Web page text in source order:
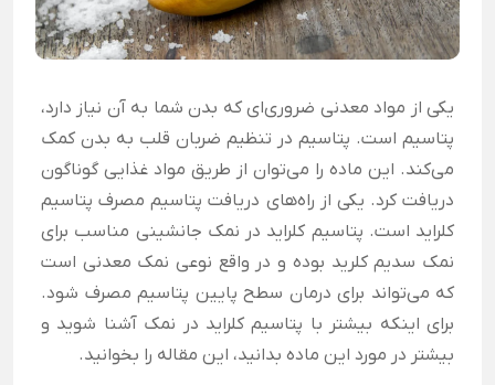
یکی از مواد معدنی ضروری‌ای که بدن شما به آن نیاز دارد،
پتاسیم است. پتاسیم در تنظیم ضربان قلب به بدن کمک
می‌کند. این ماده را می‌توان از طریق مواد غذایی گوناگون
دریافت کرد. یکی از راه‌های دریافت پتاسیم مصرف پتاسیم
کلراید است. پتاسیم کلراید در نمک جانشینی مناسب برای
نمک سدیم کلرید بوده و در واقع نوعی نمک معدنی است
که می‌تواند برای درمان سطح پایین پتاسیم مصرف شود.
برای اینکه بیشتر با پتاسیم کلراید در نمک آشنا شوید و
بیشتر در مورد این ماده بدانید، این مقاله را بخوانید.